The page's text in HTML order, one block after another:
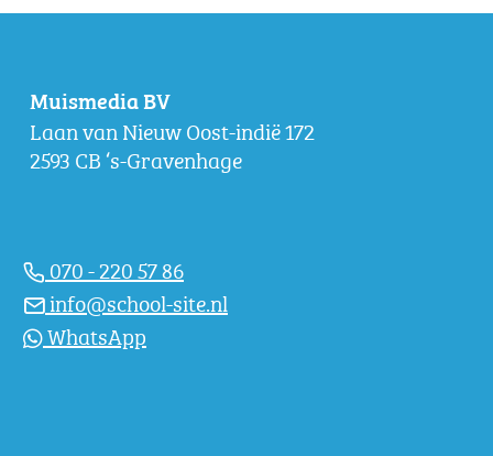
Muismedia BV
Laan van Nieuw Oost-indië 172
2593 CB ‘s-Gravenhage
070 - 220 57 86
info@school-site.nl
WhatsApp